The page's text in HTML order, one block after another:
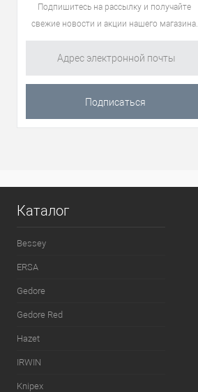
Подпишитесь на рассылку и получайте
свежие новости и акции нашего магазина.
Каталог
Bessey
ERSA
Gedore
Gedore Red
Hazet
IRWIN
Knipex